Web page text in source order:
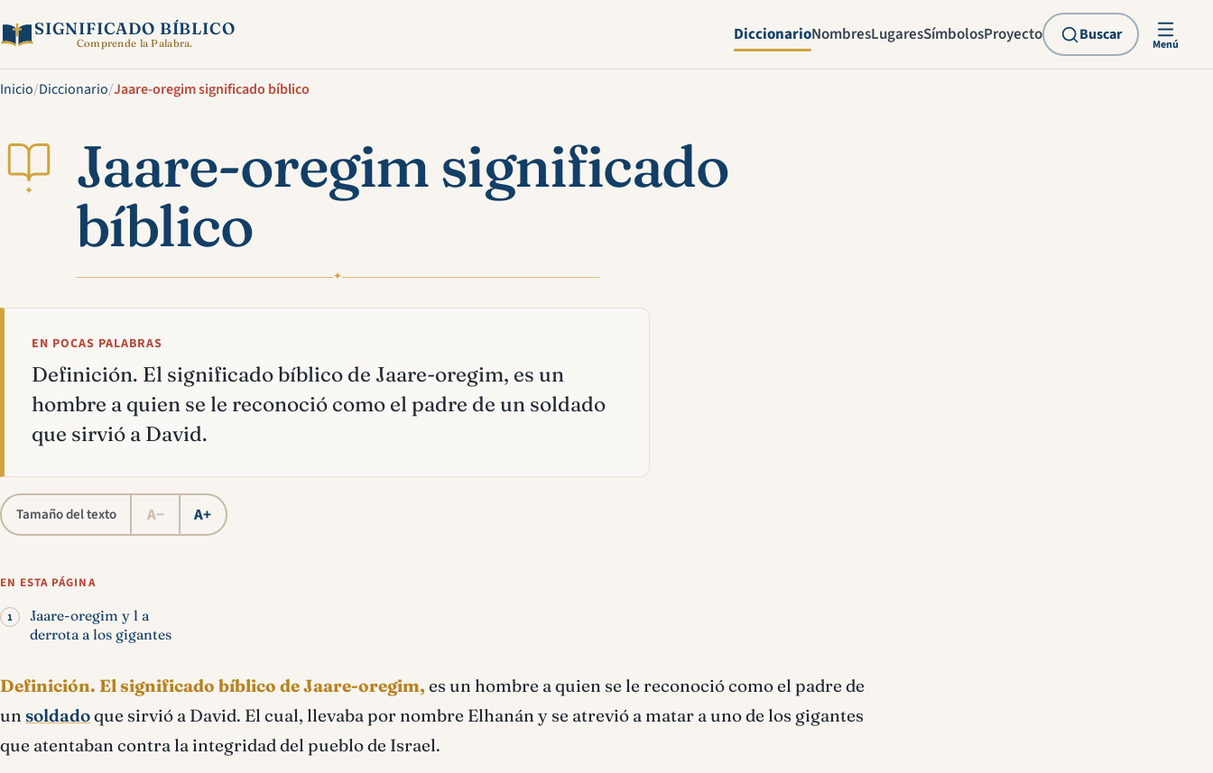
SIGNIFICADO BÍBLICO
Comprende la Palabra. DiccionarioNombresLugaresSímbolosProyecto Buscar
Menú
Inicio/Diccionario/Jaare-oregim significado bíblico
✦
Jaare-oregim significado
bíblico
✦
EN POCAS PALABRAS
Definición. El significado bíblico de Jaare-oregim, es un
hombre a quien se le reconoció como el padre de un soldado
que sirvió a David.
Tamaño del texto A− A+
EN ESTA PÁGINA
Jaare-oregim y l a
derrota a los gigantes
Definición. El significado bíblico de Jaare-oregim, es un hombre a quien se le reconoció como el padre de
un soldadoque sirvió a David. El cual, llevaba por nombre Elhanán y se atrevió a matar a uno de los gigantes
que atentaban contra la integridad del pueblo de Israel.